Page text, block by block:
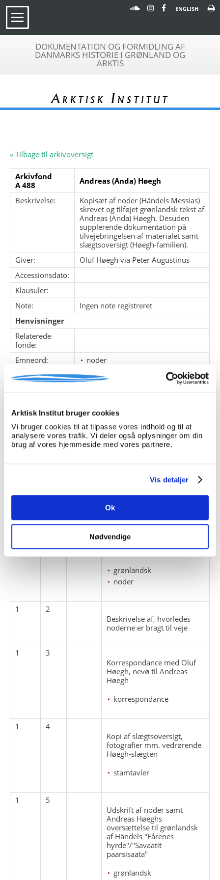
Arktisk Institut bruger cookies
Vi bruger cookies til at tilpasse vores indhold og til at
analysere vores trafik. Vi deler også oplysninger om din
brug af vores hjemmeside med vores partnere.
Vis detaljer
Ok
Nødvendige
ENGLISH
DOKUMENTATION OG FORMIDLING AF
DANMARKS HISTORIE I GRØNLAND OG
ARKTIS
Arktisk Institut
« Tilbage til arkivoversigt
Arkivfond
A 488
Andreas (Anda) Høegh
Beskrivelse:
Kopisæt af noder (Händels Messias)
skrevet og tilføjet grønlandsk tekst af
Andreas (Anda) Høegh. Desuden
supplerende dokumentation på
tilvejebringelsen af materialet samt
slægtsoversigt (Høegh-familien).
Giver:
Oluf Høegh via Peter Augustinus
Accessionsdato:
Klausuler:
Note:
Ingen note registreret
Henvisninger
Relaterede
fonde:
Emneord:
noder
sange
stamtavler
skrevet og tilføjet
grønlandsk tekst af Andreas
(Anda) Høegh - efter Händels
Messias
grønlandsk
noder
1
2
Beskrivelse af, hvorledes
noderne er bragt til veje
1
3
Korrespondance med Oluf
Høegh, nevø til Andreas
Høegh
korrespondance
1
4
Kopi af slægtsoversigt,
fotografier mm. vedrørende
Høegh-slægten
stamtavler
1
5
Udskrift af noder samt
Andreas Høeghs
oversættelse til grønlandsk
af Händels "Fårenes
hyrde"/"Savaatit
paarsisaata"
grønlandsk